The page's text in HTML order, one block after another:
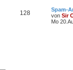
128
Spam-
von Sir
Mo